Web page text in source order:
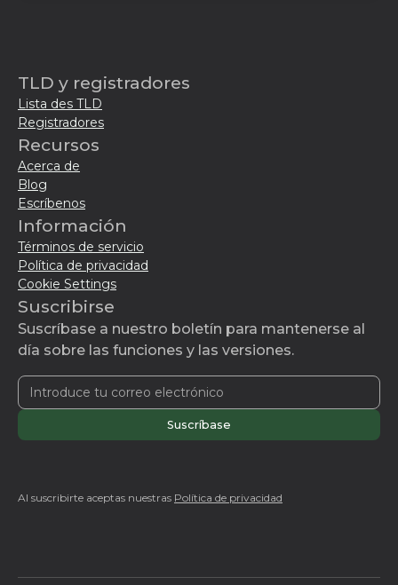
TLD y registradores
Lista des TLD
Registradores
Recursos
Acerca de
Blog
Escríbenos
Información
Términos de servicio
Política de privacidad
Cookie Settings
Suscribirse
Suscríbase a nuestro boletín para mantenerse al
día sobre las funciones y las versiones.
Al suscribirte aceptas nuestras Política de privacidad